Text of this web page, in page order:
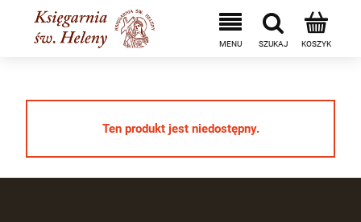
Ten produkt jest niedostępny.